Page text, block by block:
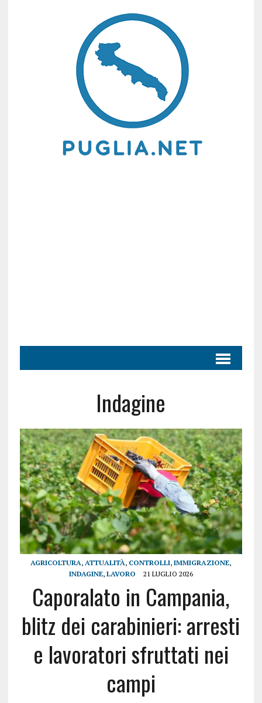
Indagine
AGRICOLTURA,ATTUALITÀ, CONTROLLI,IMMIGRAZIONE,
INDAGINE, LAVORO 21 LUGLIO 2026
Caporalato in Campania,
blitz dei carabinieri: arresti
e lavoratori sfruttati nei
campi